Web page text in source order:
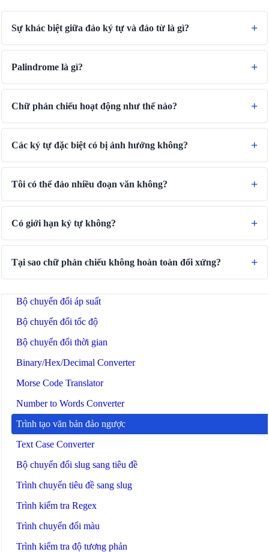
🔗 Related Tools
Bộ chuyển đổi thể tích khô
Bộ chuyển đổi diện tích
Bộ chuyển đổi năng lượng
Bộ chuyển đổi lưu trữ dữ liệu
Bộ chuyển đổi tiêu thụ nhiên liệu
Bộ chuyển đổi công suất
Bộ chuyển đổi áp suất
Bộ chuyển đổi tốc độ
Bộ chuyển đổi thời gian
Binary/Hex/Decimal Converter
Morse Code Translator
Number to Words Converter
Trình tạo văn bản đảo ngược
Text Case Converter
Bộ chuyển đổi slug sang tiêu đề
Trình chuyển tiêu đề sang slug
Trình kiểm tra Regex
Trình chuyển đổi màu
Trình kiểm tra độ tương phản
Sự khác biệt giữa đảo ký tự và đảo từ là gì?
Palindrome là gì?
Chữ phản chiếu hoạt động như thế nào?
Các ký tự đặc biệt có bị ảnh hưởng không?
Tôi có thể đảo nhiều đoạn văn không?
Có giới hạn ký tự không?
Tại sao chữ phản chiếu không hoàn toàn đối xứng?